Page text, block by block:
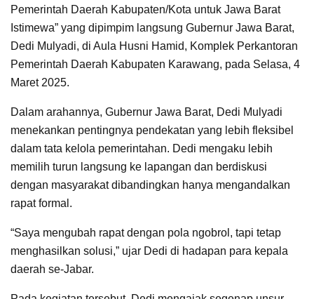
Pemerintah Daerah Kabupaten/Kota untuk Jawa Barat
Istimewa” yang dipimpim langsung Gubernur Jawa Barat,
Dedi Mulyadi, di Aula Husni Hamid, Komplek Perkantoran
Pemerintah Daerah Kabupaten Karawang, pada Selasa, 4
Maret 2025.
Dalam arahannya, Gubernur Jawa Barat, Dedi Mulyadi
menekankan pentingnya pendekatan yang lebih fleksibel
dalam tata kelola pemerintahan. Dedi mengaku lebih
memilih turun langsung ke lapangan dan berdiskusi
dengan masyarakat dibandingkan hanya mengandalkan
rapat formal.
“Saya mengubah rapat dengan pola ngobrol, tapi tetap
menghasilkan solusi,” ujar Dedi di hadapan para kepala
daerah se-Jabar.